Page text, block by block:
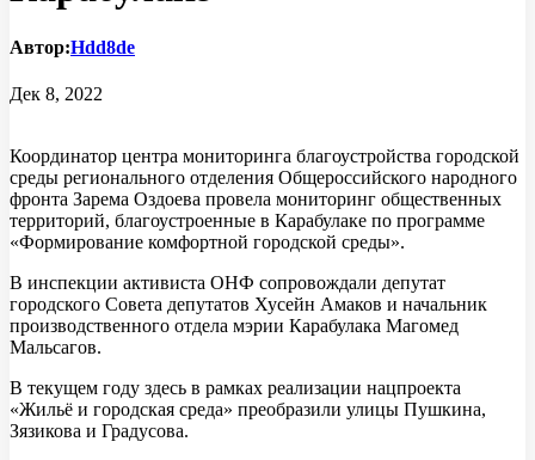
Автор:Hdd8de
Дек 8, 2022
Координатор центра мониторинга благоустройства городской
среды регионального отделения Общероссийского народного
фронта Зарема Оздоева провела мониторинг общественных
территорий, благоустроенные в Карабулаке по программе
«Формирование комфортной городской среды».
В инспекции активиста ОНФ сопровождали депутат
городского Совета депутатов Хусейн Амаков и начальник
производственного отдела мэрии Карабулака Магомед
Мальсагов.
В текущем году здесь в рамках реализации нацпроекта
«Жильё и городская среда» преобразили улицы Пушкина,
Зязикова и Градусова.